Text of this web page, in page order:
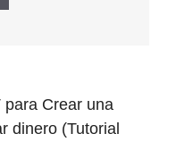
para Crear una
dinero (Tutorial